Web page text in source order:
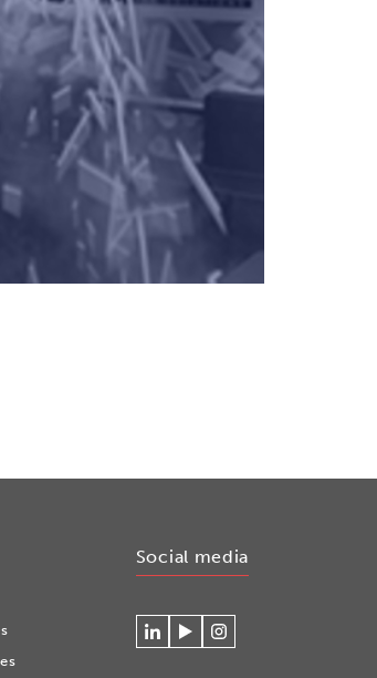
Social media
Se
Regardez
Volg